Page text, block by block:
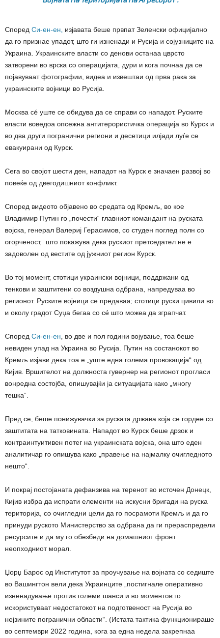
Според Си-ен-ен,
изјавата беше првпат Зеленски официјално
да го признае упадот, што ги изненади и Русија и сојузниците на
Украина. Украинските власти со денови останаа цврсто
затворени во врска со операцијата, дури и кога почнаа да се
појавуваат фотографии, видеа и извештаи од прва рака за
украинските војници во Русија.
Москва сé уште се обидува да се справи со нападот. Руските
власти воведоа опсежна антитерористичка операција во Курск и
во два други погранични региони и десетици илјади луѓе се
евакуирани од Курск.
Сега во својот шести ден, нападот на Курск е значаен развој во
повеќе од двегодишниот конфликт.
Според видеото објавено во средата од Кремљ, во кое
Владимир Путин го „почести“ главниот командант на руската
војска, генерал Валериј Герасимов, со студен поглед полн со
огорченост, што покажува дека рускиот претседател не е
задоволен од вестите од јужниот регион Курск.
Во тој момент, стотици украински војници, поддржани од
тенкови и заштитени со воздушна одбрана, напредуваа во
регионот. Руските војници се предаваа; стотици руски цивили во
и околу градот Суџа бегаа со сé што можеа да зграпчат.
Според Си-ен-ен , во две и пол години војување, тоа беше
невиден упад на Украина во Русија. Путин на состанокот во
Кремљ изјави дека тоа е „уште една голема провокација“ од
Кијив. Вршителот на должноста гувернер на регионот прогласи
вонредна состојба, опишувајќи ја ситуацијата како „многу
тешка“.
Пред се, беше понижувачки за руската држава која се гордее со
заштитата на татковината. Нападот во Курск беше дрзок и
контраинтуитивен потег на украинската војска, она што еден
аналитичар го опишува како „правење на најмалку очигледното
нешто“.
И покрај постојаната дефанзива на теренот во источен Донецк,
Кијив избра да испрати елементи на искусни бригади на руска
територија, со очигледни цели да го посрамоти Кремљ и да го
принуди руското Министерство за одбрана да ги прераспредели
ресурсите и да му го обезбеди на домашниот фронт
неопходниот морал.
Џорџ Барос од Институтот за проучување на војната со седиште
во Вашингтон вели дека Украинците „постигнале оперативно
изненадување против големи шанси и во моментов го
искористуваат недостатокот на подготвеност на Русија во
нејзините погранични области“. (Истата тактика функционираше
во септември 2022 година, кога за една недела закрепнаа